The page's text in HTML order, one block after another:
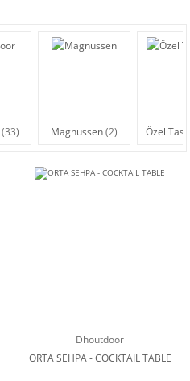
(33) Magnussen(2) Özel
Dhoutdoor
ORTA SEHPA - COCKTAIL TABLE